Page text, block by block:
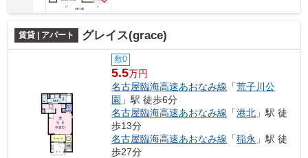
賃貸 | アパート グレイス(grace)
敷0
5.5万円
名古屋臨海高速あおなみ線 「荒子川公
園 」駅 徒歩6分
名古屋臨海高速あおなみ線 「港北 」駅 徒
歩13分
名古屋臨海高速あおなみ線 「稲永 」駅 徒
歩27分